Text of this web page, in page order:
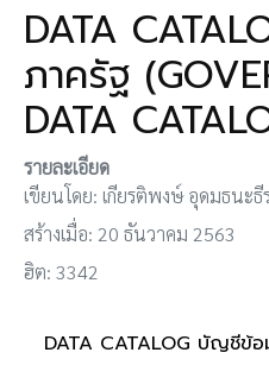
DATA
ภาครัฐ
DATA
รายละเอียด
เขียนโดย: เกียรติพงษ์ อุดมธนะธี
สร้างเมื่อ: 20 ธันวาคม 2563
ฮิต: 3342
DATA CATALOG บัญชีข้อ